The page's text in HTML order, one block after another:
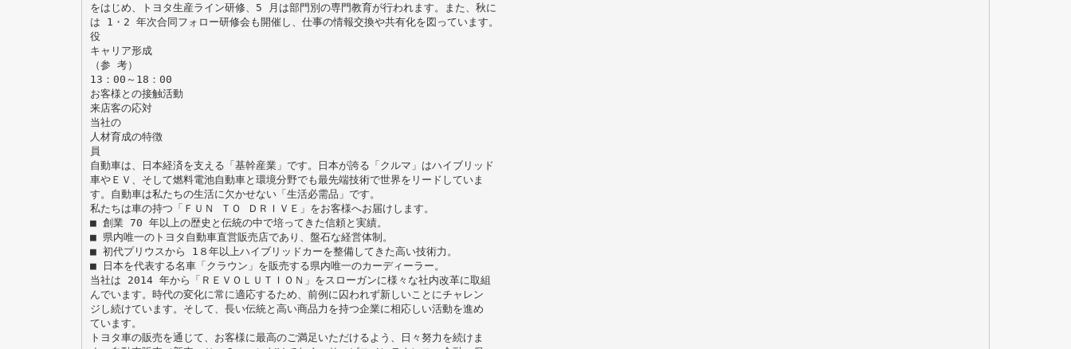
をはじめ、トヨタ生産ライン研修、5 月は部門別の専門教育が行われます。また、秋に
は 1・2 年次合同フォロー研修会も開催し、仕事の情報交換や共有化を図っています。
役
キャリア形成
（参 考）
13：00～18：00
お客様との接触活動
来店客の応対
当社の
人材育成の特徴
員
自動車は、日本経済を支える「基幹産業」です。日本が誇る「クルマ」はハイブリッド
車やＥＶ、そして燃料電池自動車と環境分野でも最先端技術で世界をリードしていま
す。自動車は私たちの生活に欠かせない「生活必需品」です。
私たちは車の持つ「ＦＵＮ ＴＯ ＤＲＩＶＥ」をお客様へお届けします。
■ 創業 70 年以上の歴史と伝統の中で培ってきた信頼と実績。
■ 県内唯一のトヨタ自動車直営販売店であり、盤石な経営体制。
■ 初代プリウスから 1８年以上ハイブリッドカーを整備してきた高い技術力。
■ 日本を代表する名車「クラウン」を販売する県内唯一のカーディーラー。
当社は 2014 年から「ＲＥＶＯＬＵＴＩＯＮ」をスローガンに様々な社内改革に取組
んでいます。時代の変化に常に適応するため、前例に囚われず新しいことにチャレン
ジし続けています。そして、長い伝統と高い商品力を持つ企業に相応しい活動を進め
ています。
トヨタ車の販売を通じて、お客様に最高のご満足いただけるよう、日々努力を続けま